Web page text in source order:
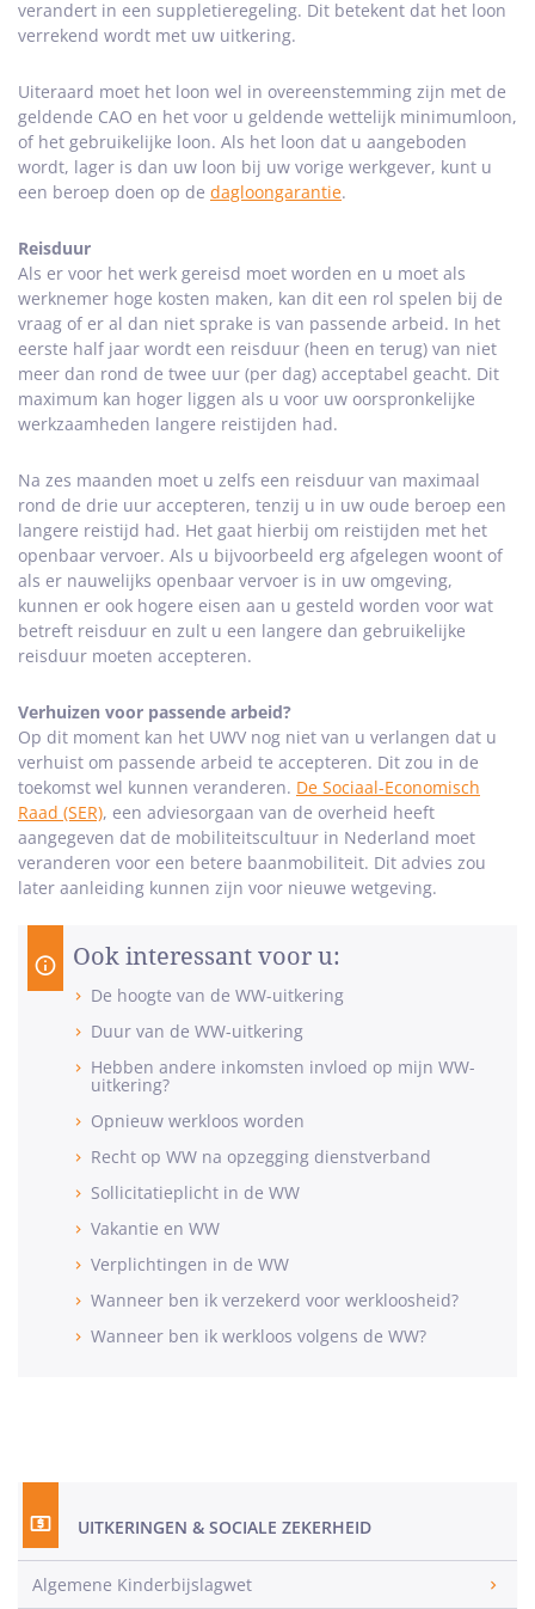
verandert in een suppletieregeling. Dit betekent dat het loon
verrekend wordt met uw uitkering.
Uiteraard moet het loon wel in overeenstemming zijn met de
geldende CAO en het voor u geldende wettelijk minimumloon,
of het gebruikelijke loon. Als het loon dat u aangeboden
wordt, lager is dan uw loon bij uw vorige werkgever, kunt u
een beroep doen op de dagloongarantie.
Reisduur
Als er voor het werk gereisd moet worden en u moet als
werknemer hoge kosten maken, kan dit een rol spelen bij de
vraag of er al dan niet sprake is van passende arbeid. In het
eerste half jaar wordt een reisduur (heen en terug) van niet
meer dan rond de twee uur (per dag) acceptabel geacht. Dit
maximum kan hoger liggen als u voor uw oorspronkelijke
werkzaamheden langere reistijden had.
Na zes maanden moet u zelfs een reisduur van maximaal
rond de drie uur accepteren, tenzij u in uw oude beroep een
langere reistijd had. Het gaat hierbij om reistijden met het
openbaar vervoer. Als u bijvoorbeeld erg afgelegen woont of
als er nauwelijks openbaar vervoer is in uw omgeving,
kunnen er ook hogere eisen aan u gesteld worden voor wat
betreft reisduur en zult u een langere dan gebruikelijke
reisduur moeten accepteren.
Verhuizen voor passende arbeid?
Op dit moment kan het UWV nog niet van u verlangen dat u
verhuist om passende arbeid te accepteren. Dit zou in de
toekomst wel kunnen veranderen. De Sociaal-Economisch
Raad (SER), een adviesorgaan van de overheid heeft
aangegeven dat de mobiliteitscultuur in Nederland moet
veranderen voor een betere baanmobiliteit. Dit advies zou
later aanleiding kunnen zijn voor nieuwe wetgeving.
Ook interessant voor u:
De hoogte van de WW-uitkering
Duur van de WW-uitkering
Hebben andere inkomsten invloed op mijn WW-
uitkering?
Opnieuw werkloos worden
Recht op WW na opzegging dienstverband
Sollicitatieplicht in de WW
Vakantie en WW
Verplichtingen in de WW
Wanneer ben ik verzekerd voor werkloosheid?
Wanneer ben ik werkloos volgens de WW?
UITKERINGEN & SOCIALE ZEKERHEID
Algemene Kinderbijslagwet